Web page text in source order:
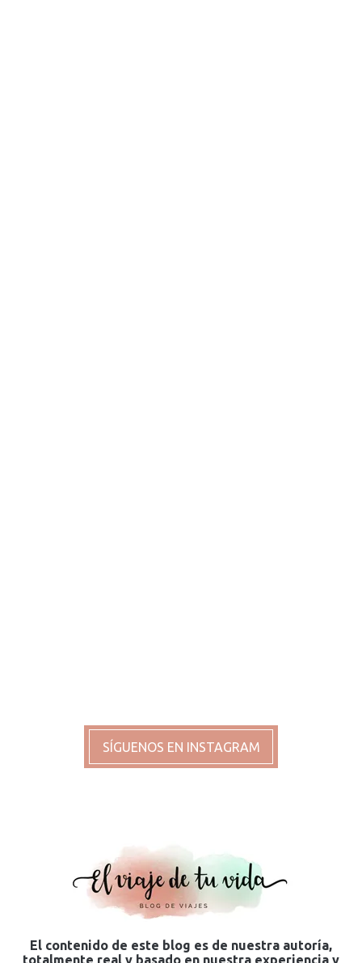
SÍGUENOS EN INSTAGRAM
El contenido de este blog es de nuestra autoría,
totalmente real y basado en nuestra experiencia y